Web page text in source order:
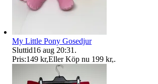
My Little Pony Gosedjur
Sluttid16 aug 20:31 .
Pris:149 kr,Eller Köp nu 199 kr,.